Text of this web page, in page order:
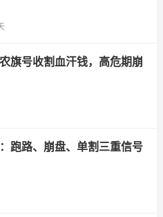
旗号收割血汗钱，高危期崩
跑路、崩盘、单割三重信号